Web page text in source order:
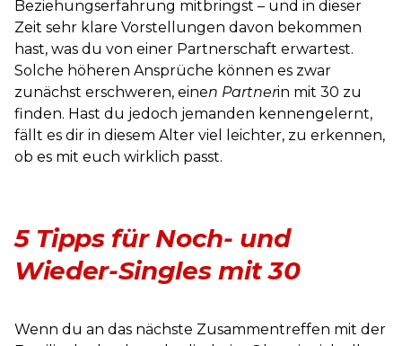
Beziehungserfahrung mitbringst – und in dieser
Zeit sehr klare Vorstellungen davon bekommen
hast, was du von einer Partnerschaft erwartest.
Solche höheren Ansprüche können es zwar
zunächst erschweren, einen Partnerin mit 30 zu
finden. Hast du jedoch jemanden kennengelernt,
fällt es dir in diesem Alter viel leichter, zu erkennen,
ob es mit euch wirklich passt.
5 Tipps für Noch- und
Wieder-Singles mit 30
Wenn du an das nächste Zusammentreffen mit der